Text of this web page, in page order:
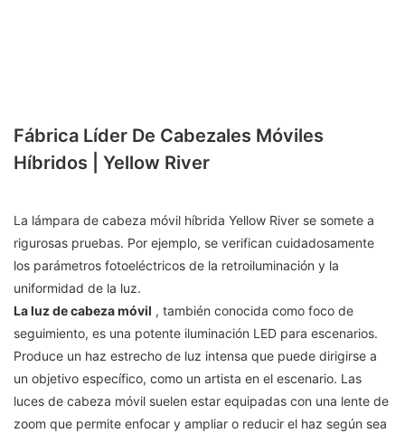
Fábrica Líder De Cabezales Móviles
Híbridos | Yellow River
La lámpara de cabeza móvil híbrida Yellow River se somete a
rigurosas pruebas. Por ejemplo, se verifican cuidadosamente
los parámetros fotoeléctricos de la retroiluminación y la
uniformidad de la luz.
La luz de cabeza móvil , también conocida como foco de
seguimiento, es una potente iluminación LED para escenarios.
Produce un haz estrecho de luz intensa que puede dirigirse a
un objetivo específico, como un artista en el escenario. Las
luces de cabeza móvil suelen estar equipadas con una lente de
zoom que permite enfocar y ampliar o reducir el haz según sea